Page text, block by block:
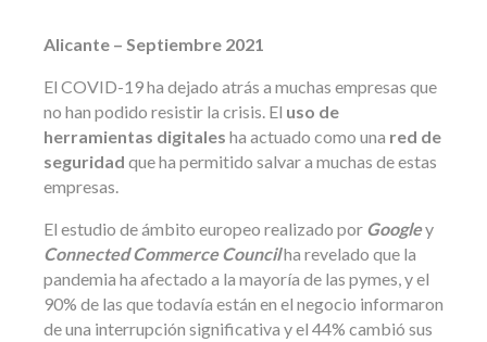
Alicante – Septiembre 2021
El COVID-19 ha dejado atrás a muchas empresas que
no han podido resistir la crisis. El uso de
herramientas digitales ha actuado como una red de
seguridad que ha permitido salvar a muchas de estas
empresas.
El estudio de ámbito europeo realizado por Googley
Connected Commerce Councilha revelado que la
pandemia ha afectado a la mayoría de las pymes, y el
90% de las que todavía están en el negocio informaron
de una interrupción significativa y el 44% cambió sus